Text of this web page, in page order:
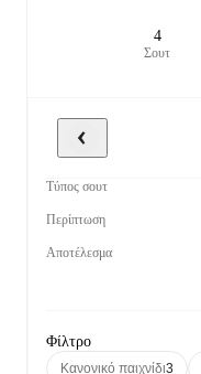
4
Σουτ
Τύπος σουτ
Περίπτωση
Αποτέλεσμα
Φίλτρο
Κανονικό παιχνίδι3